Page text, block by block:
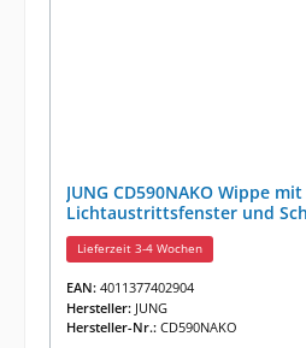
JUNG CD590NAKO Wippe mit
Lichtaustrittsfenster und
Lieferzeit 3-4 Wochen
EAN: 4011377402904
Hersteller: JUNG
Hersteller-Nr.: CD590NAKO